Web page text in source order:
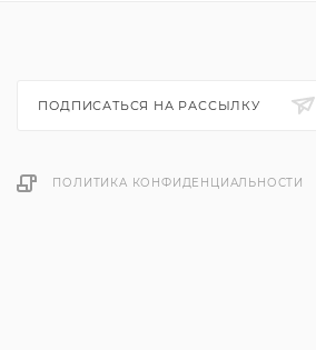
ПОДПИСАТЬСЯ НА РАССЫЛКУ
ПОЛИТИКА КОНФИДЕНЦИАЛЬНОСТИ